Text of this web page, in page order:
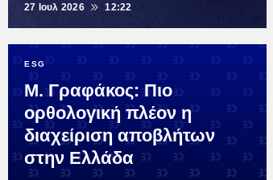
27 Ιουλ 2026 12:22
ESG
Μ. Γραφάκος: Πιο
ορθολογική πλέον η
διαχείριση αποβλήτων
στην Ελλάδα